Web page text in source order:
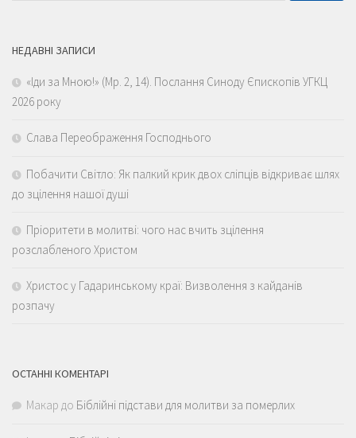
НЕДАВНІ ЗАПИСИ
«Іди за Мною!» (Мр. 2, 14). Послання Синоду Єпископів УГКЦ
2026 року
Слава Переображення Господнього
Побачити Світло: Як палкий крик двох сліпців відкриває шлях
до зцілення нашої душі
Пріоритети в молитві: чого нас вчить зцілення
розслабленого Христом
Христос у Гадаринському краї: Визволення з кайданів
розпачу
ОСТАННІ КОМЕНТАРІ
Макар до Біблійні підстави для молитви за померлих